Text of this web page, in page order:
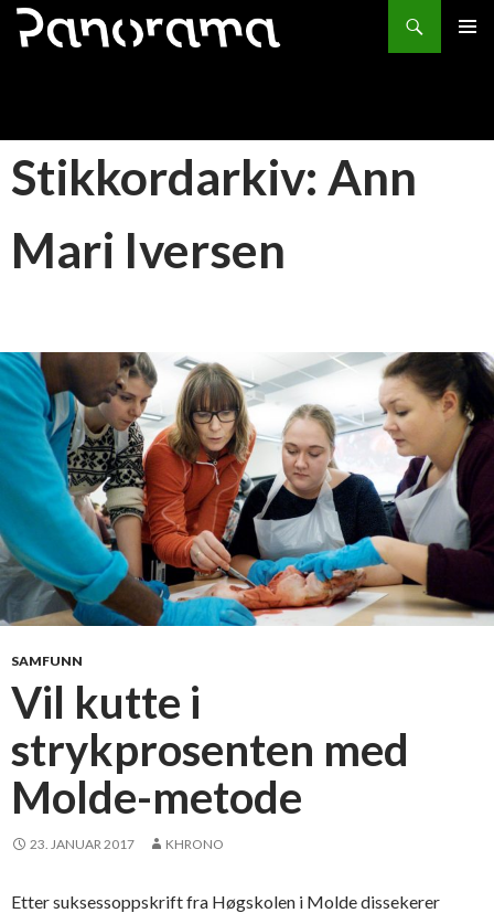
Søk
HOPP
Stikkordarkiv: Ann
Mari Iversen
SAMFUNN
Vil kutte i
strykprosenten med
Molde-metode
23. JANUAR 2017 KHRONO
Etter suksessoppskrift fra Høgskolen i Molde dissekerer